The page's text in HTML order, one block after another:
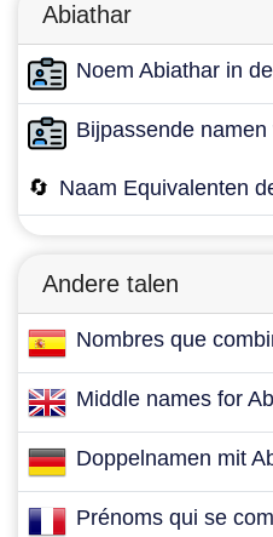
Abiathar
Noem Abiathar in
Bijpassende
🔄 Naam Equivalenten
Andere talen
Nombres que
Middle names for
Doppelnamen mit
Prénoms qui se